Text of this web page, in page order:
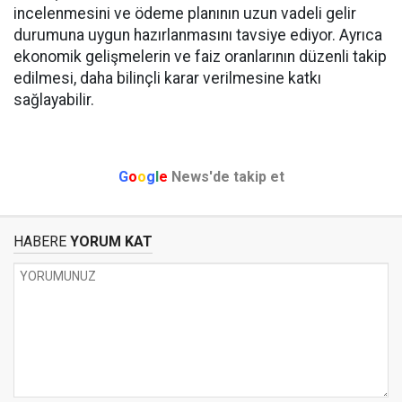
incelenmesini ve ödeme planının uzun vadeli gelir
durumuna uygun hazırlanmasını tavsiye ediyor. Ayrıca
ekonomik gelişmelerin ve faiz oranlarının düzenli takip
edilmesi, daha bilinçli karar verilmesine katkı
sağlayabilir.
Google News'de takip et
HABERE YORUM KAT